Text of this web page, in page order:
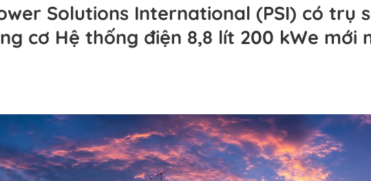
Solutions International (PSI) có trụ
cơ Hệ thống điện 8,8 lít 200 kWe mới